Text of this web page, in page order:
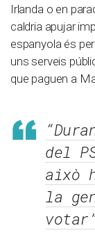
Irlanda o en
caldria apujar
espanyola és
uns serveis
que paguen a
del
això
la